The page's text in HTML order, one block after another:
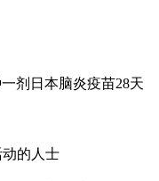
剂日本脑炎疫苗28天
的人士